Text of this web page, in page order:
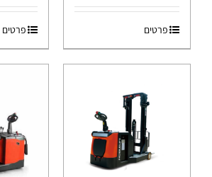
פרטים פרטים